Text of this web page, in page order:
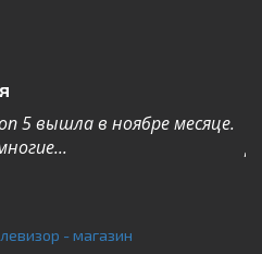
5 вышла в ноябре месяце.
- магазин